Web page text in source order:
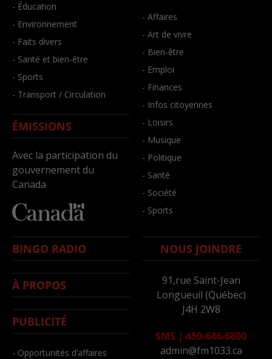
- Éducation
- Environnement
- Faits divers
- Santé et bien-être
- Sports
- Transport / Circulation
ÉMISSIONS
Avec la participation du
gouvernement du
Canada
- Affaires
- Art de vivre
- Bien-être
- Emploi
- Finances
- Infos citoyennes
- Loisirs
- Musique
- Politique
- Santé
- Société
- Sports
BINGO RADIO
À PROPOS
PUBLICITÉ
- Opportunités d’affaires
NOUS JOINDRE
91,rue Saint-Jean
Longueuil (Québec)
J4H 2W8
SMS | 450-646-6800
admin@fm1033.ca